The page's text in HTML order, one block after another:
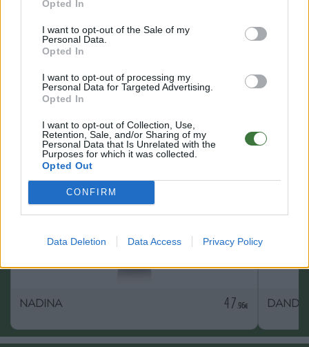
Opted In
I want to opt-out of the Sale of my
Personal Data.
Opted In
I want to opt-out of processing my
Personal Data for Targeted Advertising.
Opted In
I want to opt-out of Collection, Use,
Retention, Sale, and/or Sharing of my
Personal Data that Is Unrelated with the
Purposes for which it was collected.
Opted Out
CONFIRM
Data Deletion Data Access Privacy Policy
OTROS MODELOS QUE TE PUEDEN GUSTAR
NADINA 47 .96€ DAND